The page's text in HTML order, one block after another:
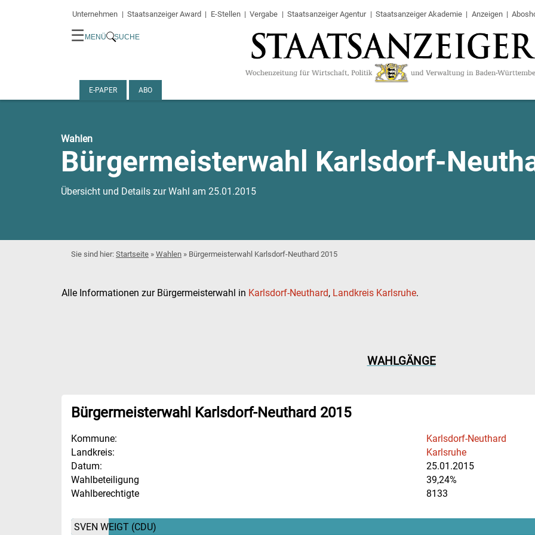
Unternehmen Staatsanzeiger Award E-Stellen Vergabe Staatsanzeiger Agentur Staatsanzeiger Akademie Anzeigen
☰ MENÜ SUCHE
E-PAPER ABO
Wahlen
Bürgermeisterwahl Karlsdorf-
Übersicht und Details zur Wahl am 25.01.2015
Startseite » Wahlen » Bürgermeisterwahl Karlsdorf-Neuthard 2015
Alle Informationen zur Bürgermeisterwahl in Karlsdorf-Neuthard, Landkreis Karlsruhe.
WAHLGÄNGE
Bürgermeisterwahl Karlsdorf-Neuthard 2015
Kommune:
Karlsdorf-Neuthard
Landkreis:
Karlsruhe
Datum:
25.01.2015
Wahlbeteiligung
39,24%
Wahlberechtigte
8133
SVEN WEIGT (CDU)